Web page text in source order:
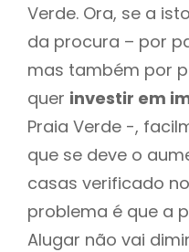
Verde. Ora, se a
da procura – por
mas também por
quer investir em
Praia Verde -,
que se deve o
casas verificado
problema é que a
Alugar não vai